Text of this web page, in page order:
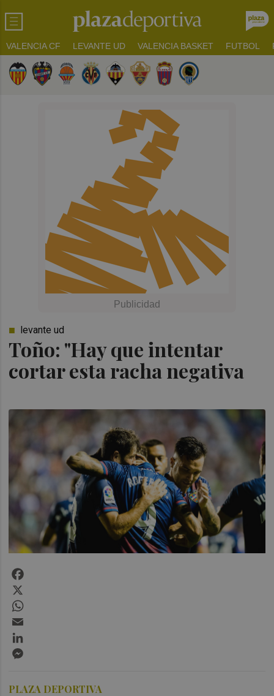
VALENCIA CF LEVANTE UD VALENCIA BASKET FUTBOL
Toño: "Hay que intentar
cortar esta racha negativa
levante ud
PLAZA DEPORTIVA